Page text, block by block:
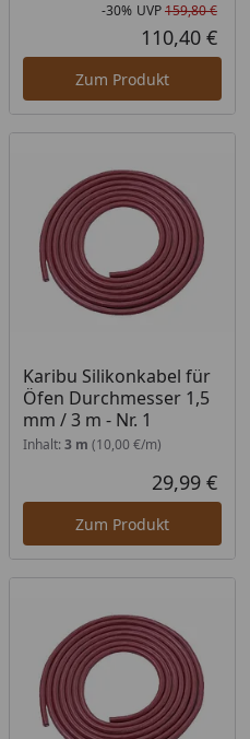
-30% UVP159,80 €
110,40 €
Zum Produkt
Karibu Silikonkabel für
Öfen Durchmesser 1,5
mm / 3 m - Nr. 1
Inhalt: 3 m (10,00 €/m)
29,99 €
Zum Produkt